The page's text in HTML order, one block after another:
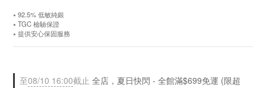
⭑ 92.5% 低敏純銀
⭑ TGC 檢驗保證
⭑ 提供安心保固服務
至08/10 16:00截止 全店，夏日快閃 - 全館滿$699免運 (限超